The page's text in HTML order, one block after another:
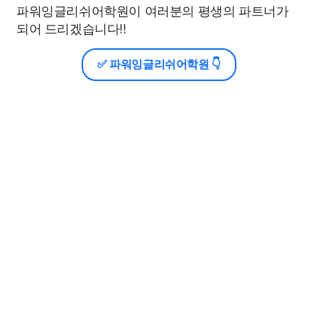
파워잉글리쉬어학원이 여러분의 평생의 파트너가
되어 드리겠습니다!!
✅ 파워잉글리쉬어학원 👇